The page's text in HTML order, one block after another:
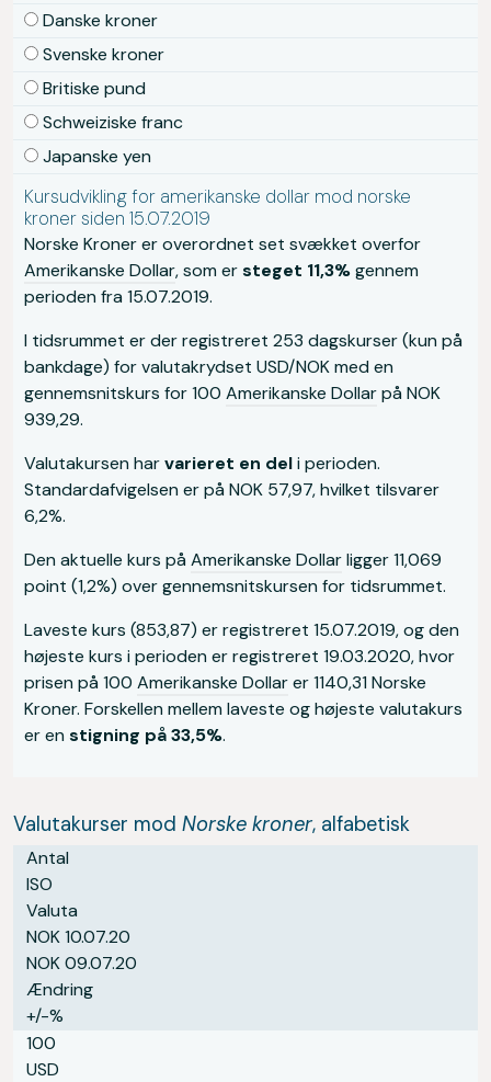
Danske kroner
Svenske kroner
Britiske pund
Schweiziske franc
Japanske yen
Kursudvikling for amerikanske dollar mod norske
kroner siden 15.07.2019
Norske Kroner er overordnet set svækket overfor
Amerikanske Dollar, som ersteget 11,3%gennem
perioden fra 15.07.2019.
I tidsrummet er der registreret 253 dagskurser (kun på
bankdage) for valutakrydset USD/NOK med en
gennemsnitskurs for 100 Amerikanske Dollarpå NOK
939,29.
Valutakursen harvarieret en deli perioden.
Standardafvigelsen er på NOK 57,97, hvilket tilsvarer
6,2%.
Den aktuelle kurs på Amerikanske Dollarligger 11,069
point (1,2%) over gennemsnitskursen for tidsrummet.
Laveste kurs (853,87) er registreret 15.07.2019, og den
højeste kurs i perioden er registreret 19.03.2020, hvor
prisen på 100 Amerikanske Dollarer 1140,31 Norske
Kroner. Forskellen mellem laveste og højeste valutakurs
er en stigning på 33,5%.
Valutakurser mod Norske kroner, alfabetisk
Antal
ISO
Valuta
NOK 10.07.20
NOK 09.07.20
Ændring
+/-%
100
USD